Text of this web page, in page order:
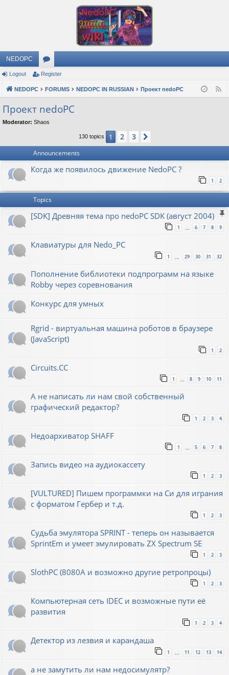
NEDOPC
or
u
s
Logout Register
NEDOPC FORUMS NEDOPC IN RUSSIAN Проект nedoPC
Проект nedoPC
Moderator: Shaos
130 topics 1 2 3
Announcements
Когда же появилось движение NedoPC ?
1 2
Topics
[SDK] Древняя тема про nedoPC SDK (август 2004)
1 … 6 7 8 9
Клавиатуры для Nedo_PC
1 29 30 31 32
Пополнение библиотеки подпрограмм на языке
Robby через соревнования
Конкурс для умных
Rgrid - виртуальная машина роботов в браузере
(JavaScript)
1 2
Circuits.CC
1 8 9 10 11
А не написать ли нам свой собственный
графический редактор?
1 2 3 4
Недоархиватор SHAFF
1 5 6 7 8
Запись видео на аудиокассету
1 2 3
[VULTURED] Пишем программки на Си для играния
с форматом Гербер и т.д.
1 2 3
Судьба эмулятора SPRINT - теперь он называется
SprintEm и умеет эмулировать ZX Spectrum SE
1 2 3
SlothPC (8080A и возможно другие ретропроцы)
1 2 3
Компьютерная сеть IDEC и возможные пути её
развития
1 2 3 4
Детектор из лезвия и карандаша
1 11 12 13 14
а не замутить ли нам недосимулятр?